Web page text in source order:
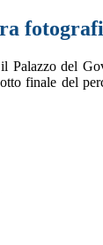
Palazzo del
finale del